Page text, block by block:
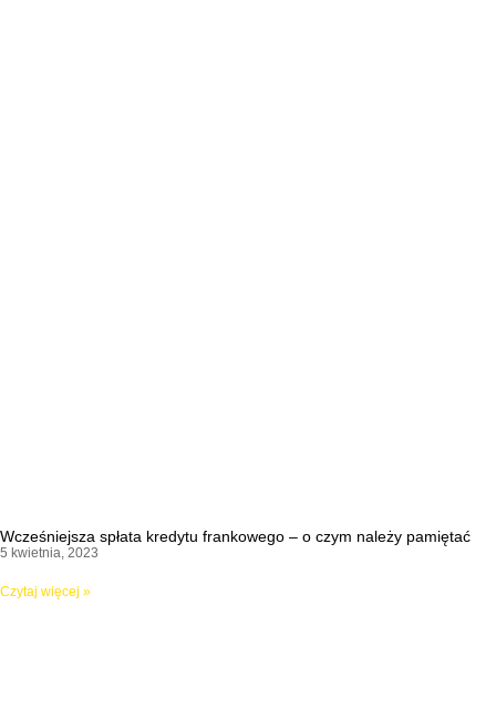
Wcześniejsza spłata kredytu frankowego – o czym należy pamiętać
5 kwietnia, 2023
Czytaj więcej »